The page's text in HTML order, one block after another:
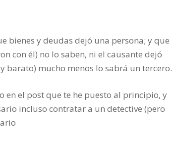
bienes y deudas dejó una persona; y que
con él) no lo saben, ni el causante dejó
barato) mucho menos lo sabrá un tercero.
en el post que te he puesto al principio, y
incluso contratar a un detective (pero